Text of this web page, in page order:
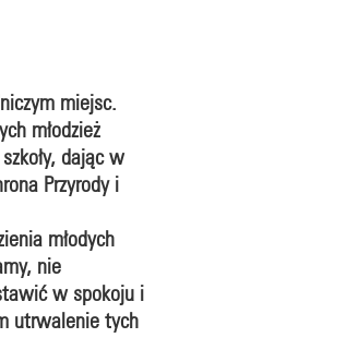
miejsc.
młodzież
dając w
Przyrody i
młodych
nie
w spokoju i
utrwalenie tych